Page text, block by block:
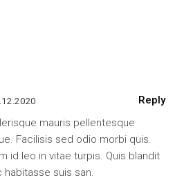
Reply
mauris pellentesque
Facilisis sed odio morbi quis.
id leo in vitae turpis. Quis blandit
habitasse suis san.